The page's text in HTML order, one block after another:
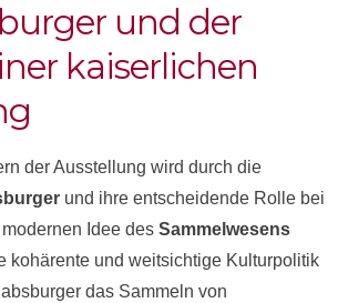
und der
kaiserlichen
der Ausstellung wird durch die
und ihre entscheidende Rolle bei
Idee des Sammelwesens
kohärente und weitsichtige Kulturpolitik
das Sammeln von